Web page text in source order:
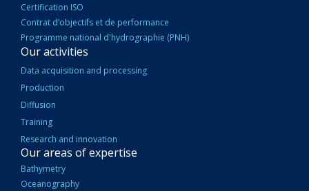
Certification ISO
Contrat d’objectifs et de performance
Programme national d'hydrographie (PNH)
Our activities
Data acquisition and processing
Production
Diffusion
Training
Research and innovation
Our areas of expertise
Bathymetry
Oceanography